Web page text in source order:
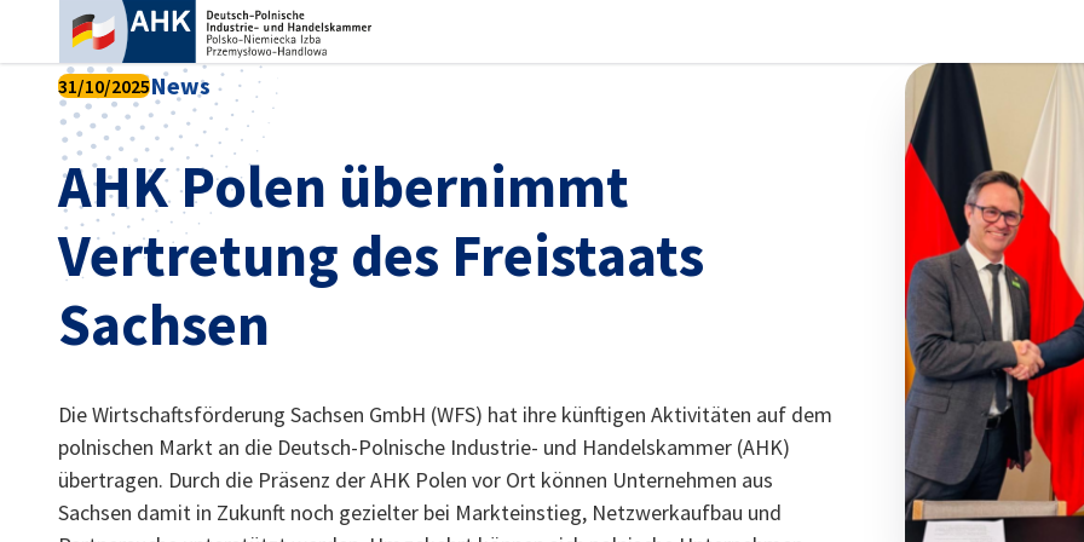
AHK Polen übernimmt
Vertretung des Freistaats
Sachsen
31/10/2025News
Die Wirtschaftsförderung Sachsen GmbH (WFS) hat ihre künftigen Aktivitäten auf dem
polnischen Markt an die Deutsch-Polnische Industrie- und Handelskammer (AHK)
übertragen. Durch die Präsenz der AHK Polen vor Ort können Unternehmen aus
Sachsen damit in Zukunft noch gezielter bei Markteinstieg, Netzwerkaufbau und